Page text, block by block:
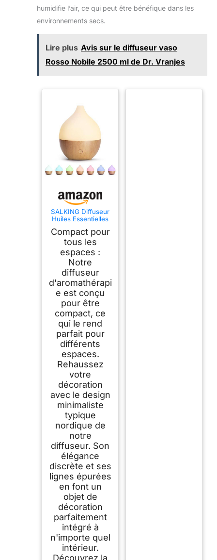
humidifie l’air, ce qui peut être bénéfique dans les
environnements secs.
Lire plus Avis sur le diffuseur vaso
Rosso Nobile 2500 ml de Dr. Vranjes
SALKING Diffuseur
Huiles Essentielles
Parfum Maison 8
LED
Compact pour
tous les
espaces :
Notre
diffuseur
d'aromathérapi
e est conçu
pour être
compact, ce
qui le rend
parfait pour
différents
espaces.
Rehaussez
votre
décoration
avec le design
minimaliste
typique
nordique de
notre
diffuseur. Son
élégance
discrète et ses
lignes épurées
en font un
objet de
décoration
parfaitement
intégré à
n'importe quel
intérieur.
Découvrez la